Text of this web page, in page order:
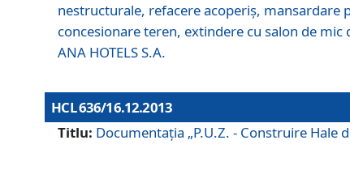
nestructurale, refacere acoperiş,
concesionare teren, extindere cu salon de mic
ANA HOTELS S.A.
HCL 636/16.12.2013
Titlu: Documentaţia „P.U.Z. - Construire Hale